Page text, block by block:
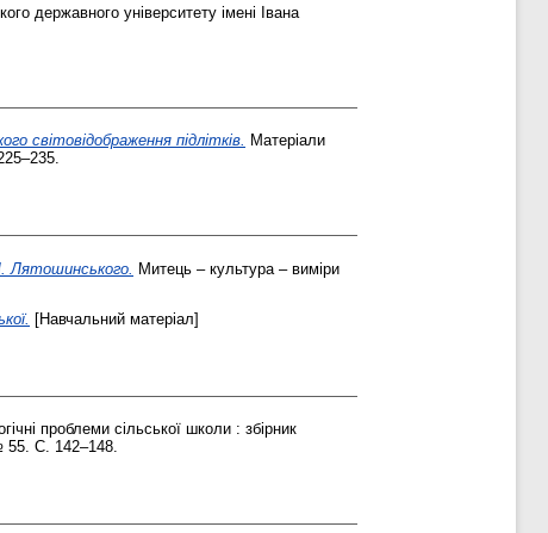
державного університету імені Івана
світовідображення підлітків. Матеріали
Лятошинського. Митець – культура – виміри
[Навчальний матеріал]
проблеми сільської школи : збірник
55. С. 142–148.